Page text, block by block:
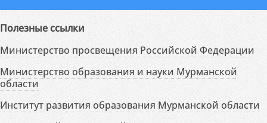
Полезные ссылки
Министерство просвещения Российской Федерации
Министерство образования и науки Мурманской
области
Институт развития образования Мурманской области